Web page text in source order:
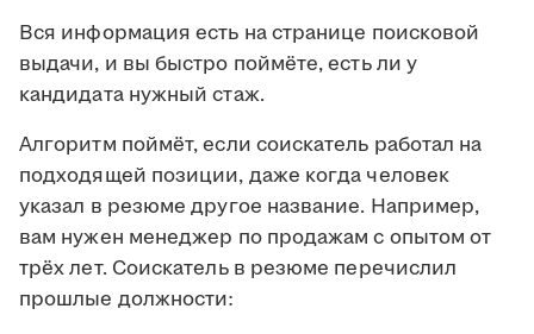
Вся информация есть на странице поисковой
выдачи, и вы быстро поймёте, есть ли у
кандидата нужный стаж.
Алгоритм поймёт, если соискатель работал на
подходящей позиции, даже когда человек
указал в резюме другое название. Например,
вам нужен менеджер по продажам с опытом от
трёх лет. Соискатель в резюме перечислил
прошлые должности: